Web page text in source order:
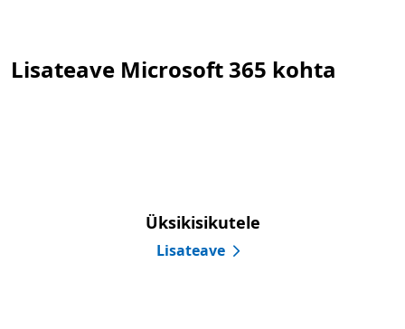
Lisateave Microsoft 365 kohta
Üksikisikutele
Lisateave